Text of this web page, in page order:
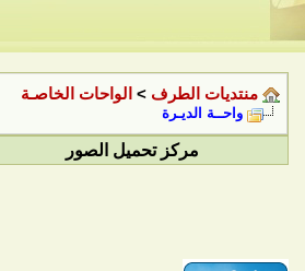
منتديات الطرف > الواحات الخاصـة
واحــة الديـرة
مركز تحميل الصور